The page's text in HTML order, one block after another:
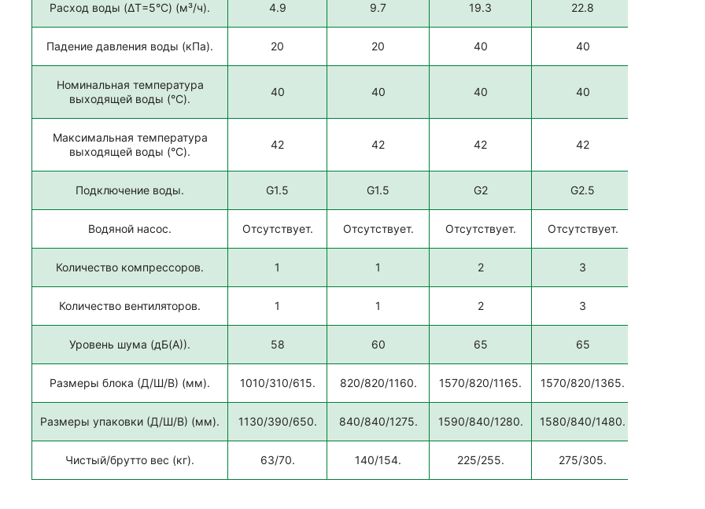
Расход воды (ΔT=5°C) (м³/ч). 4.9 9.7 19.3 22.8
Падение давления воды (кПа). 20 20 40 40
Номинальная температура
выходящей воды (°C).
40 40 40 40
Максимальная температура
выходящей воды (°C).
42 42 42 42
Подключение воды. G1.5 G1.5 G2 G2.5
Водяной насос. Отсутствует. Отсутствует. Отсутствует. Отсутствует.
Количество компрессоров. 1 1 2 3
Количество вентиляторов. 1 1 2 3
Уровень шума (дБ(А)). 58 60 65 65
Размеры блока (Д/Ш/В) (мм). 1010/310/615. 820/820/1160. 1570/820/1165. 1570/820/1365.
Размеры упаковки (Д/Ш/В) (мм). 1130/390/650. 840/840/1275. 1590/840/1280. 1580/840/1480.
Чистый/брутто вес (кг). 63/70. 140/154. 225/255. 275/305.